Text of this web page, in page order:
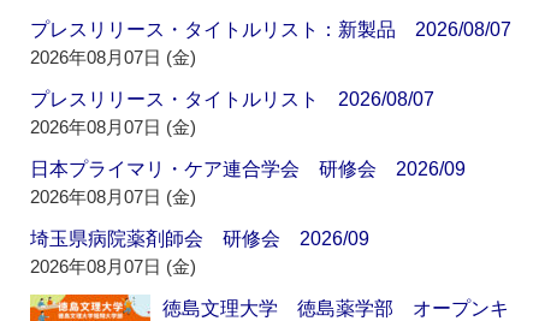
プレスリリース・タイトルリスト：新製品 2026/08/07
2026年08月07日 (金)
プレスリリース・タイトルリスト 2026/08/07
2026年08月07日 (金)
日本プライマリ・ケア連合学会 研修会 2026/09
2026年08月07日 (金)
埼玉県病院薬剤師会 研修会 2026/09
2026年08月07日 (金)
徳島文理大学 徳島薬学部 オープンキ